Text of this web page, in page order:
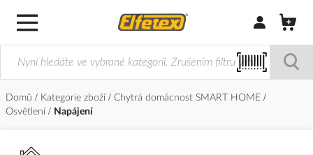
Přihlásit/
Domů Kategorie zboží
Chytrá domácnost SMART HOME
Osvětlení
Napájení